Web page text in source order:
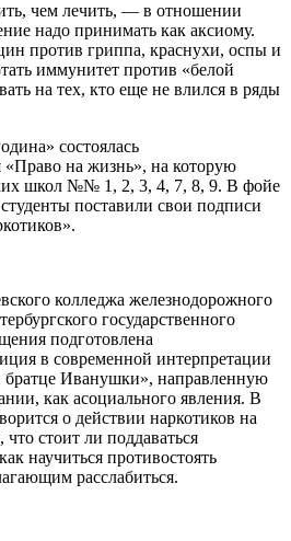
чем лечить, — в отношении
надо принимать как аксиому.
против гриппа, краснухи, оспы и
иммунитет против «белой
на тех, кто еще не влился в ряды
состоялась
«Право на жизнь», на которую
школ №№ 1, 2, 3, 4, 7, 8, 9. В фойе
поставили свои подписи
колледжа железнодорожного
государственного
подготовлена
в современной интерпретации
Иванушки», направленную
как асоциального явления. В
о действии наркотиков на
стоит ли поддаваться
научиться противостоять
расслабиться.